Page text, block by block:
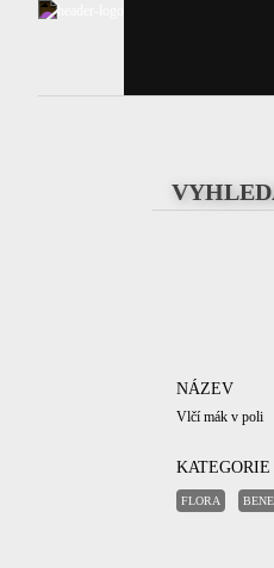
NÁZEV
Vlčí mák v poli
KATEGORIE
FLORA